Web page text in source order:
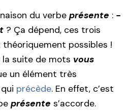
du verbe présente : -
? Ça dépend, ces trois
possibles !
la suite de mots vous
un élément très
précède. En effet, c’est
présente s’accorde.